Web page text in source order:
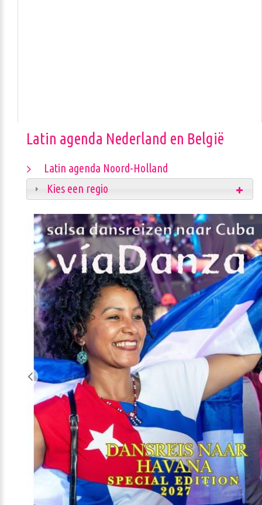
Latin agenda Nederland en België
Latin agenda Noord-Holland
Kies een regio